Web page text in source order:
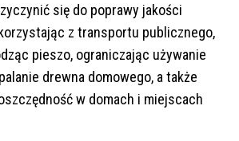
się do poprawy jakości
z transportu publicznego,
pieszo, ograniczając używanie
drewna domowego, a także
w domach i miejscach